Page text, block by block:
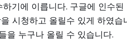
기에 이릅니다. 구글에 인수된
시청하고 올릴수 있게 하였습
을 누구나 올릴 수 있습니다.